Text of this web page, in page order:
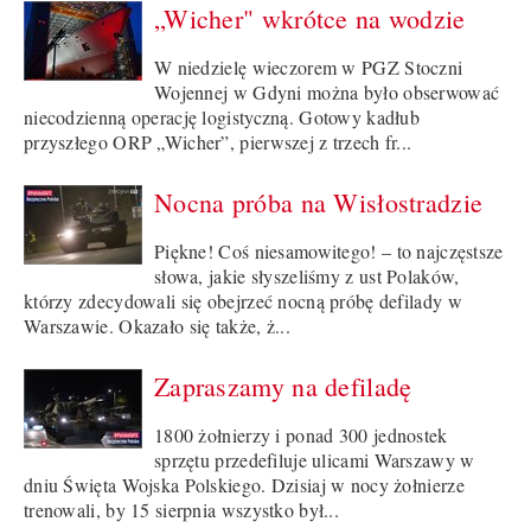
„Wicher" wkrótce na wodzie
W niedzielę wieczorem w PGZ Stoczni
Wojennej w Gdyni można było obserwować
niecodzienną operację logistyczną. Gotowy kadłub
przyszłego ORP „Wicher”, pierwszej z trzech fr...
Nocna próba na Wisłostradzie
Piękne! Coś niesamowitego! – to najczęstsze
słowa, jakie słyszeliśmy z ust Polaków,
którzy zdecydowali się obejrzeć nocną próbę defilady w
Warszawie. Okazało się także, ż...
Zapraszamy na defiladę
1800 żołnierzy i ponad 300 jednostek
sprzętu przedefiluje ulicami Warszawy w
dniu Święta Wojska Polskiego. Dzisiaj w nocy żołnierze
trenowali, by 15 sierpnia wszystko był...